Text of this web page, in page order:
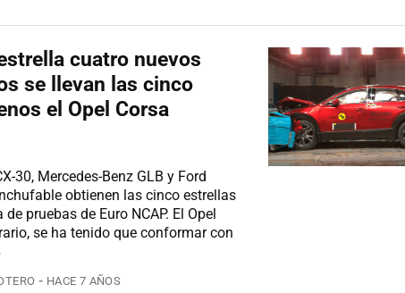
cuatro nuevos
se llevan las cinco
el Opel Corsa
30, Mercedes-Benz GLB y Ford
obtienen las cinco estrellas
pruebas de Euro NCAP. El Opel
se ha tenido que conformar con
HACE 7 AÑOS